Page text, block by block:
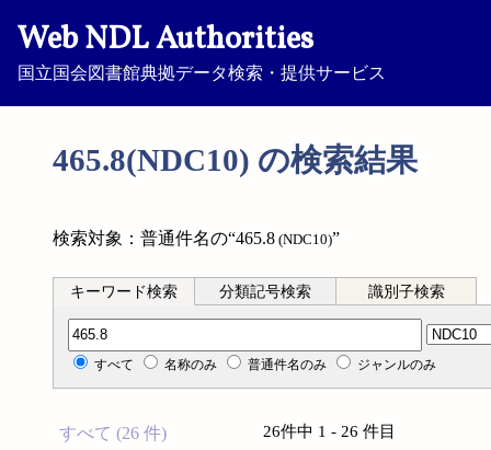
Web NDL Authorities
国立国会図書館典拠データ検索・提供サービス
465.8(NDC10) の検索結果
検索対象：普通件名の“465.8 (NDC10)”
キーワード検索 分類記号検索 識別子検索
分類記号検索
すべて 名称のみ 普通件名のみ ジャンルのみ
すべて (26 件)
26件中 1 - 26 件目